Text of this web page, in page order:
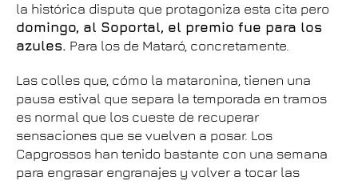
la histórica disputa que protagoniza esta cita pero
domingo, al Soportal, el premio fue para los
azules. Para los de Mataró, concretamente.
Las colles que, cómo la mataronina, tienen una
pausa estival que separa la temporada en tramos
es normal que los cueste de recuperar
sensaciones que se vuelven a posar. Los
Capgrossos han tenido bastante con una semana
para engrasar engranajes y volver a tocar las